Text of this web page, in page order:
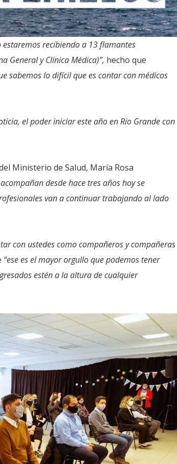
estaremos recibiendo a 13 flamantes
General y Clínica Médica)”, hecho que
sabemos lo difícil que es contar con médicos
el poder iniciar este año en Río Grande con
Ministerio de Salud, María Rosa
desde hace tres años hoy se
van a continuar trabajando al lado
con ustedes como compañeros y compañeras
“ese es el mayor orgullo que podemos tener
estén a la altura de cualquier